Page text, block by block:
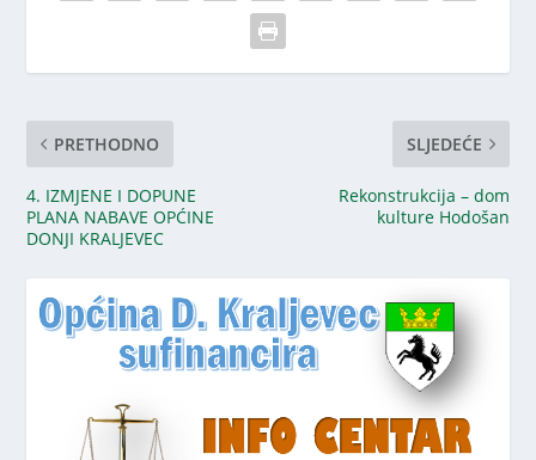
PRETHODNO
4. IZMJENE I DOPUNE
PLANA NABAVE OPĆINE
DONJI KRALJEVEC
SLJEDEĆE
Rekonstrukcija – dom
kulture Hodošan